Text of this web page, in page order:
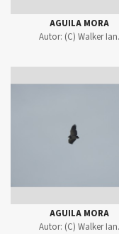
AGUILA MORA
Autor: (C) Walker Ian.
AGUILA MORA
Autor: (C) Walker Ian.